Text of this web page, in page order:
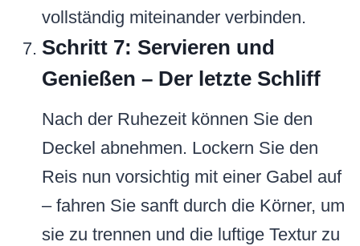
vollständig miteinander verbinden.
Schritt 7: Servieren und
Genießen – Der letzte Schliff
Nach der Ruhezeit können Sie den
Deckel abnehmen. Lockern Sie den
Reis nun vorsichtig mit einer Gabel auf
– fahren Sie sanft durch die Körner, um
sie zu trennen und die luftige Textur zu